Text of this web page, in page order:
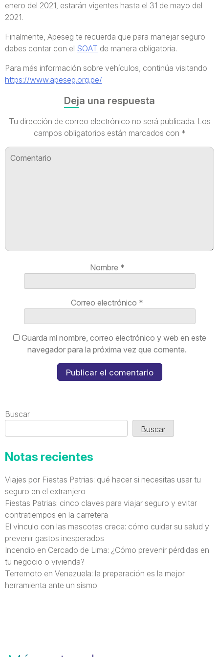
enero del 2021, estarán vigentes hasta el 31 de mayo del
2021.
Finalmente, Apeseg te recuerda que para manejar seguro
debes contar con el SOAT de manera obligatoria.
Para más información sobre vehículos, continúa visitando
https://www.apeseg.org.pe/
Deja una respuesta
Tu dirección de correo electrónico no será publicada. Los
campos obligatorios están marcados con *
Nombre *
Correo electrónico *
Guarda mi nombre, correo electrónico y web en este
navegador para la próxima vez que comente.
Buscar
Buscar
Notas recientes
Viajes por Fiestas Patrias: qué hacer si necesitas usar tu
seguro en el extranjero
Fiestas Patrias: cinco claves para viajar seguro y evitar
contratiempos en la carretera
El vínculo con las mascotas crece: cómo cuidar su salud y
prevenir gastos inesperados
Incendio en Cercado de Lima: ¿Cómo prevenir pérdidas en
tu negocio o vivienda?
Terremoto en Venezuela: la preparación es la mejor
herramienta ante un sismo